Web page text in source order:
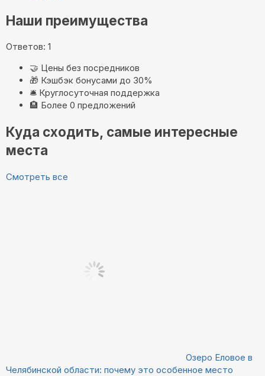
Наши преимущества
Ответов: 1
🤝 Цены без посредников
🎁 Кэшбэк бонусами до 30%
🛎️ Круглосуточная поддержка
🏨 Более 0 предложений
Куда сходить, самые интересные
места
Смотреть все
Озеро Еловое в
Челябинской области: почему это особенное место